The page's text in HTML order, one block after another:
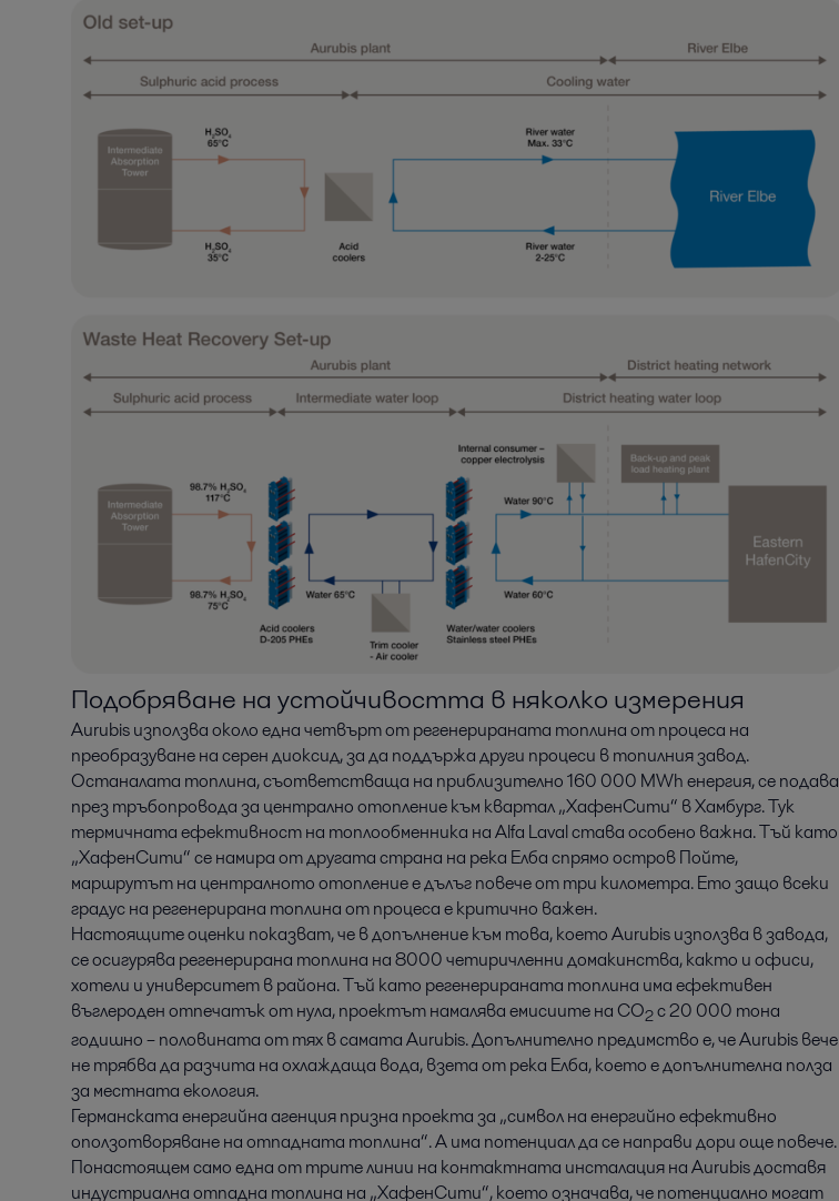
Подобряване на устойчивостта в няколко измерения
Aurubis използва около една четвърт от регенерираната топлина от процеса на
преобразуване на серен диоксид, за да поддържа други процеси в топилния завод.
Останалата топлина, съответстваща на приблизително 160 000 MWh енергия, се подава
през тръбопровода за централно отопление към квартал „ХафенСити“ в Хамбург. Тук
термичната ефективност на топлообменника на Alfa Laval става особено важна. Тъй като
„ХафенСити“ се намира от другата страна на река Елба спрямо остров Пойте,
маршрутът на централното отопление е дълъг повече от три километра. Ето защо всеки
градус на регенерирана топлина от процеса е критично важен.
Настоящите оценки показват, че в допълнение към това, което Aurubis използва в завода,
се осигурява регенерирана топлина на 8000 четиричленни домакинства, както и офиси,
хотели и университет в района. Тъй като регенерираната топлина има ефективен
въглероден отпечатък от нула, проектът намалява емисиите на CO2с 20 000 тона
годишно – половината от тях в самата Aurubis. Допълнително предимство е, че Aurubis вече
не трябва да разчита на охлаждаща вода, взета от река Елба, което е допълнителна полза
за местната екология.
Германската енергийна агенция призна проекта за „символ на енергийно ефективно
оползотворяване на отпадната топлина“. А има потенциал да се направи дори още повече.
Понастоящем само една от трите линии на контактната инсталация на Aurubis доставя
индустриална отпадна топлина на „ХафенСити“, което означава, че потенциално могат